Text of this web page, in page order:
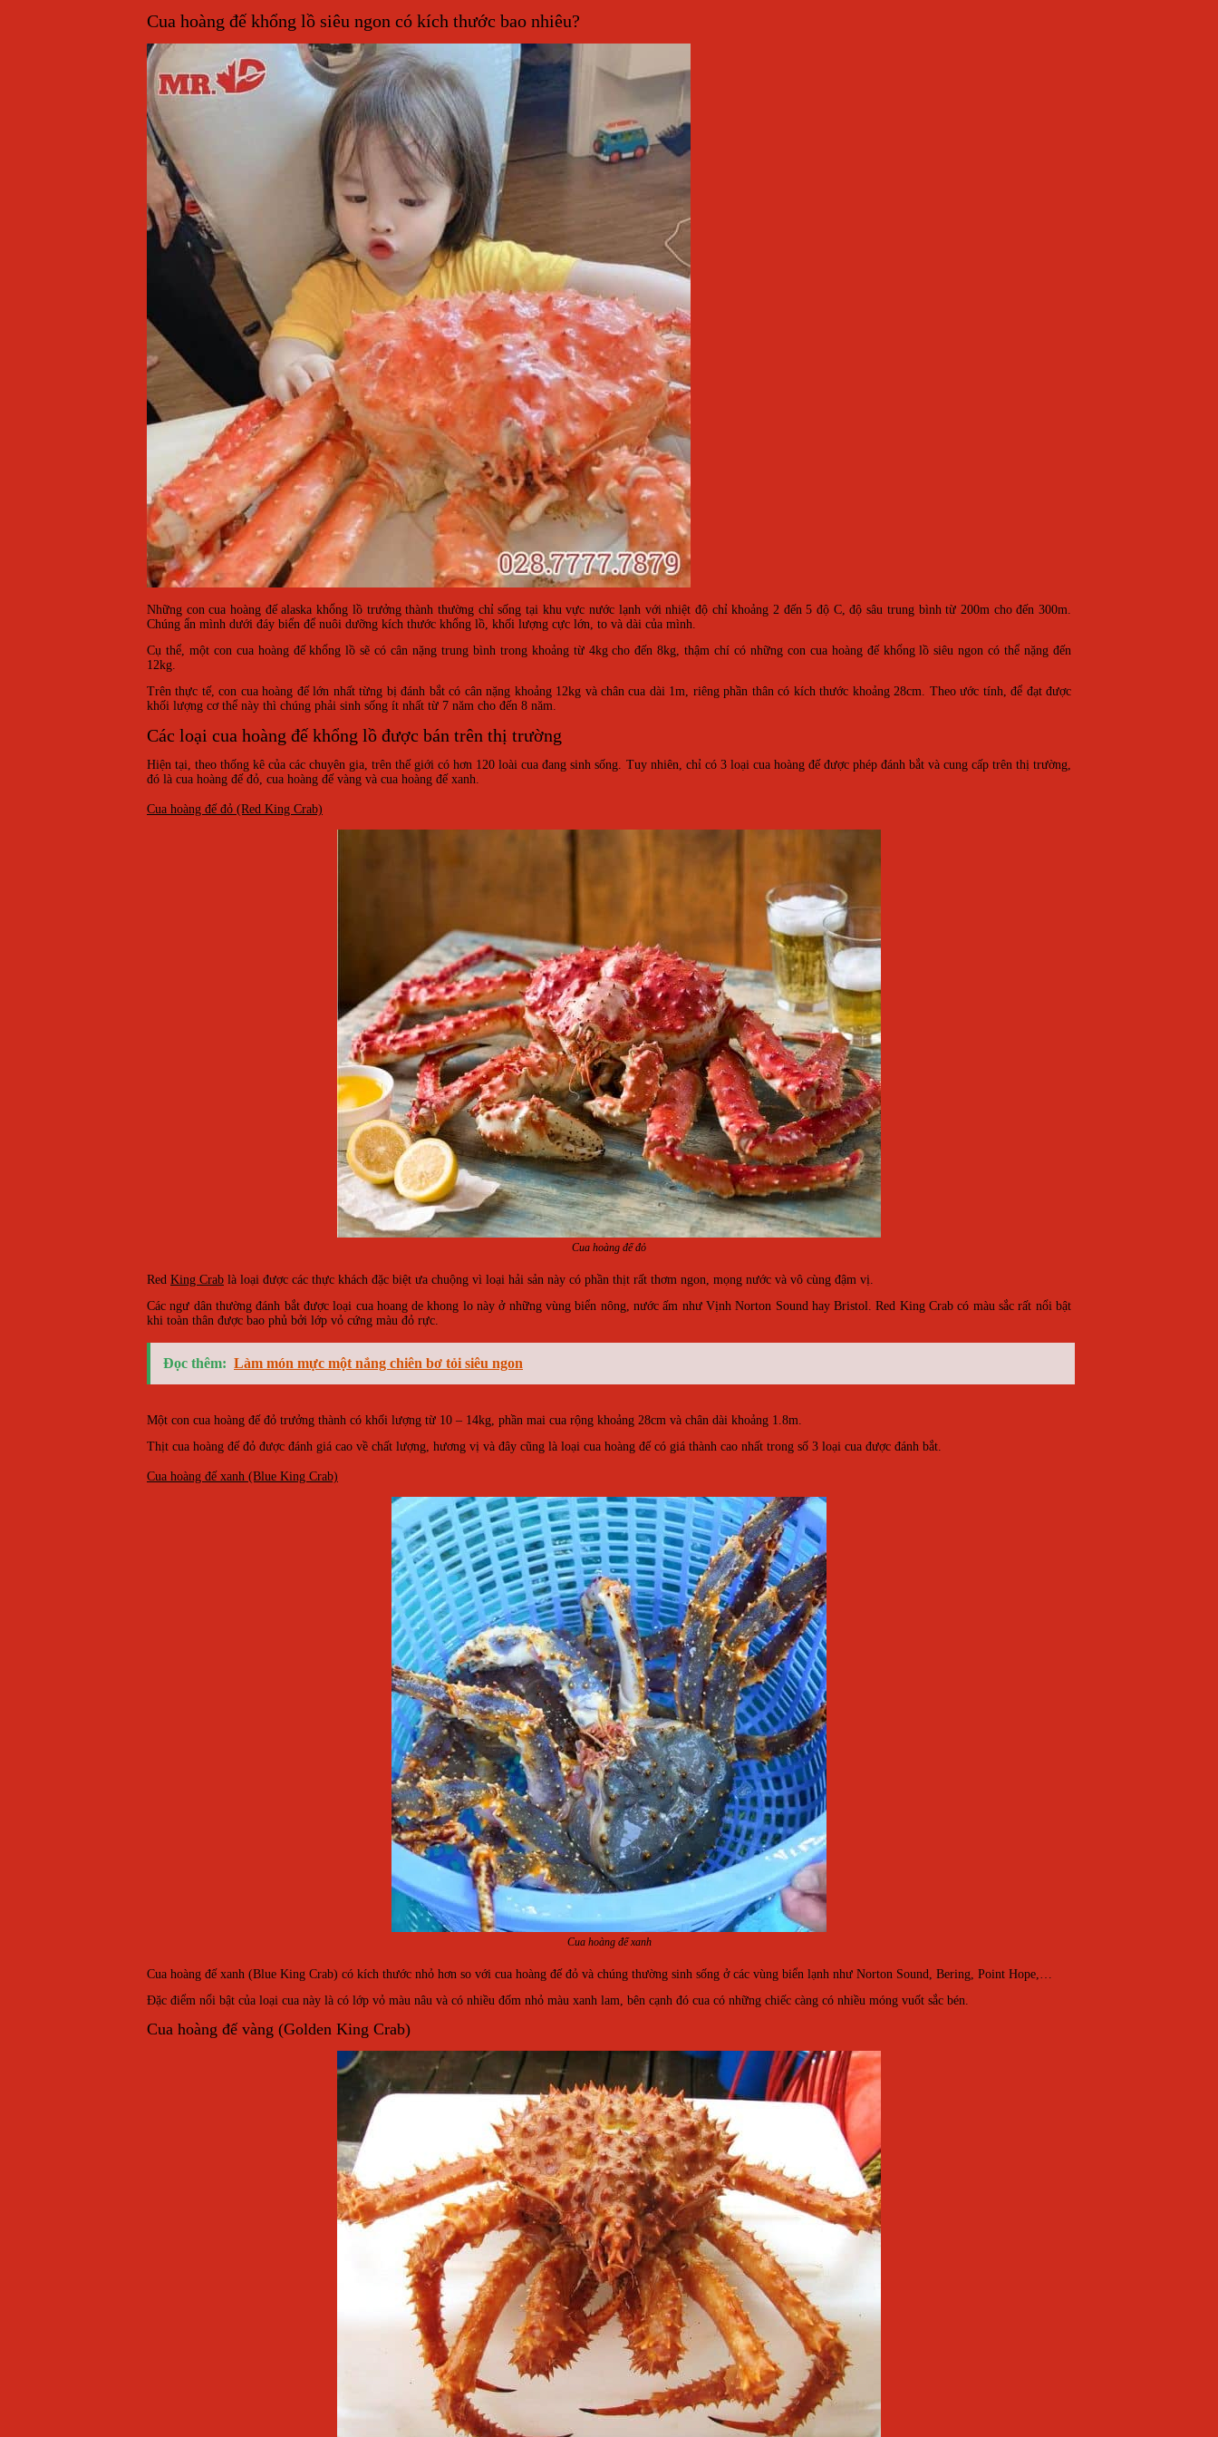
Cua hoàng đế khổng lồ siêu ngon có kích thước bao nhiêu?
Những con cua hoàng đế alaska khổng lồ trưởng thành thường chỉ sống tại khu vực nước lạnh với nhiệt độ chỉ khoảng 2 đến 5 độ C, độ sâu trung bình từ 200m cho đến 300m.
Chúng ẩn mình dưới đáy biển để nuôi dưỡng kích thước khổng lồ, khối lượng cực lớn, to và dài của mình.
Cụ thể, một con cua hoàng đế khổng lồ sẽ có cân nặng trung bình trong khoảng từ 4kg cho đến 8kg, thậm chí có những con cua hoàng đế khổng lồ siêu ngon có thể nặng đến
12kg.
Trên thực tế, con cua hoàng đế lớn nhất từng bị đánh bắt có cân nặng khoảng 12kg và chân cua dài 1m, riêng phần thân có kích thước khoảng 28cm. Theo ước tính, để đạt được
khối lượng cơ thể này thì chúng phải sinh sống ít nhất từ 7 năm cho đến 8 năm.
Các loại cua hoàng đế khổng lồ được bán trên thị trường
Hiện tại, theo thống kê của các chuyên gia, trên thế giới có hơn 120 loài cua đang sinh sống. Tuy nhiên, chỉ có 3 loại cua hoàng đế được phép đánh bắt và cung cấp trên thị trường,
đó là cua hoàng đế đỏ, cua hoàng đế vàng và cua hoàng đế xanh.
Cua hoàng đế đỏ (Red King Crab)
Cua hoàng đế đỏ
Red King Crab là loại được các thực khách đặc biệt ưa chuộng vì loại hải sản này có phần thịt rất thơm ngon, mọng nước và vô cùng đậm vị.
Các ngư dân thường đánh bắt được loại cua hoang de khong lo này ở những vùng biển nông, nước ấm như Vịnh Norton Sound hay Bristol. Red King Crab có màu sắc rất nổi bật
khi toàn thân được bao phủ bởi lớp vỏ cứng màu đỏ rực.
Đọc thêm: Làm món mực một nắng chiên bơ tỏi siêu ngon
Một con cua hoàng đế đỏ trưởng thành có khối lượng từ 10 – 14kg, phần mai cua rộng khoảng 28cm và chân dài khoảng 1.8m.
Thịt cua hoàng đế đỏ được đánh giá cao về chất lượng, hương vị và đây cũng là loại cua hoàng đế có giá thành cao nhất trong số 3 loại cua được đánh bắt.
Cua hoàng đế xanh (Blue King Crab)
Cua hoàng đế xanh
Cua hoàng đế xanh (Blue King Crab) có kích thước nhỏ hơn so với cua hoàng đế đỏ và chúng thường sinh sống ở các vùng biển lạnh như Norton Sound, Bering, Point Hope,…
Đặc điểm nổi bật của loại cua này là có lớp vỏ màu nâu và có nhiều đốm nhỏ màu xanh lam, bên cạnh đó cua có những chiếc càng có nhiều móng vuốt sắc bén.
Cua hoàng đế vàng (Golden King Crab)